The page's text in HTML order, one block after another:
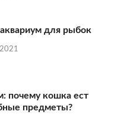
для рыбок
2021
почему кошка ест
предметы?